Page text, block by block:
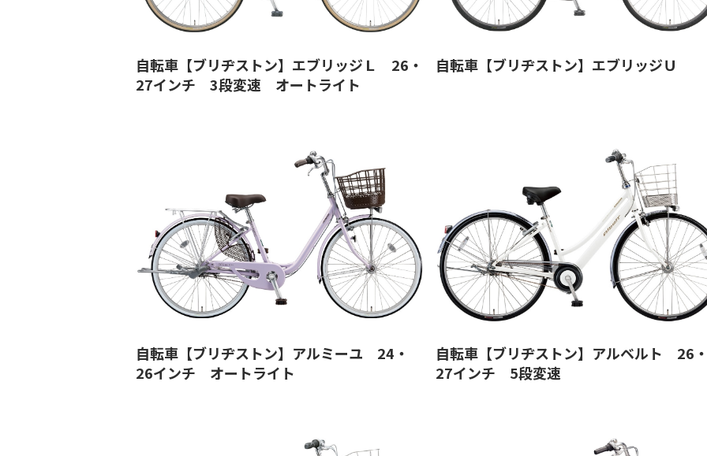
自転車【ブリヂストン】エブリッジＬ 26・
27インチ 3段変速 オートライト
自転車【ブリヂストン】エブリッジＵ
自転車【ブリヂストン】アルミーユ 24・
26インチ オートライト
自転車【ブリヂストン】アルベルト 26
27インチ 5段変速